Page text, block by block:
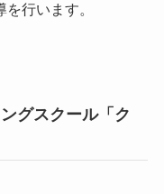
行います。
グスクール「ク